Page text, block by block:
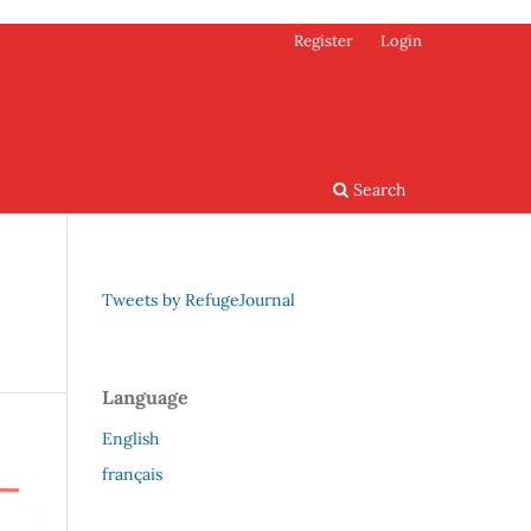
Search
Register Login
Tweets by RefugeJournal
Language
English
français